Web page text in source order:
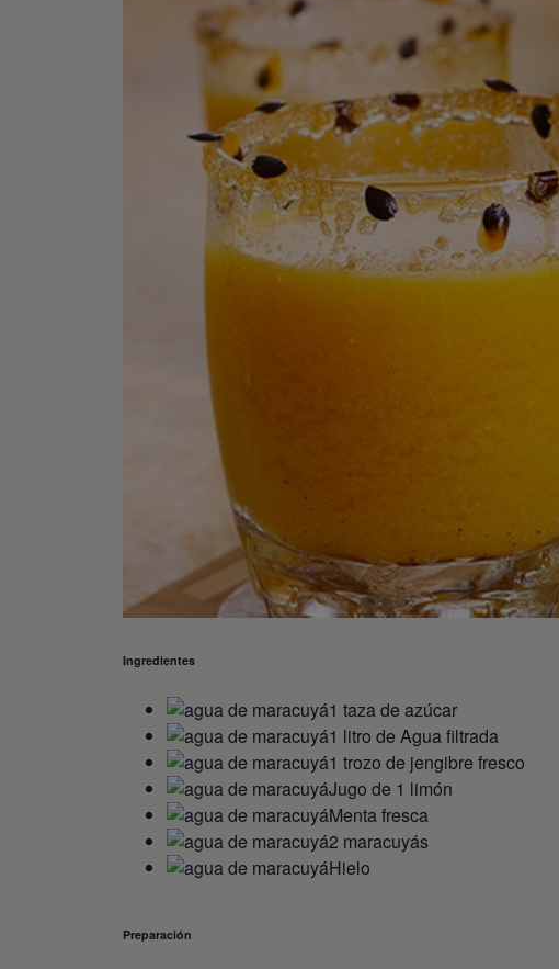
Ingredientes
1 taza de azúcar
1 litro de Agua filtrada
1 trozo de jengibre fresco
Jugo de 1 limón
Menta fresca
2 maracuyás
Hielo
Preparación